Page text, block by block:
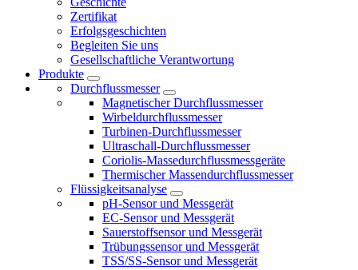
Zertifikat
Erfolgsgeschichten
Begleiten Sie uns
Gesellschaftliche Verantwortung
Produkte
Durchflussmesser
Magnetischer Durchflussmesser
Wirbeldurchflussmesser
Turbinen-Durchflussmesser
Ultraschall-Durchflussmesser
Coriolis-Massedurchflussmessgeräte
Thermischer Massendurchflussmesser
Flüssigkeitsanalyse
pH-Sensor und Messgerät
EC-Sensor und Messgerät
Sauerstoffsensor und Messgerät
Trübungssensor und Messgerät
TSS/SS-Sensor und Messgerät